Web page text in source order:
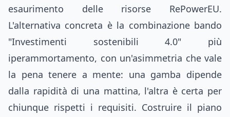
esaurimento delle risorse RePowerEU.
L'alternativa concreta è la combinazione bando
"Investimenti sostenibili 4.0" più
iperammortamento, con un'asimmetria che vale
la pena tenere a mente: una gamba dipende
dalla rapidità di una mattina, l'altra è certa per
chiunque rispetti i requisiti. Costruire il piano